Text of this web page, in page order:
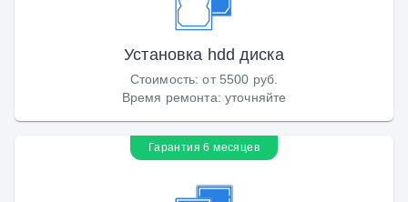
Установка hdd диска
Стоимость:от 5500 руб.
Время ремонта: уточняйте
Гарантия 6 месяцев